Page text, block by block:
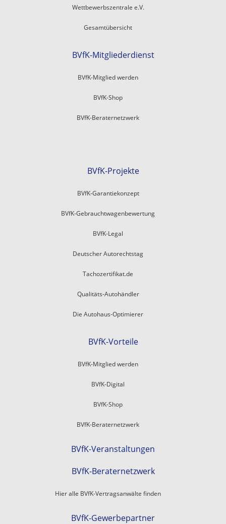
Wettbewerbszentrale e.V.
Gesamtübersicht
BVfK-Mitgliederdienst
BVfK-Mitglied werden
BVfK-Shop
BVfK-Beraternetzwerk
BVfK-Projekte
BVfK-Garantiekonzept
BVfK-Gebrauchtwagenbewertung
BVfK-Legal
Deutscher Autorechtstag
Tachozertifikat.de
Qualitäts-Autohändler
Die Autohaus-Optimierer
BVfK-Vorteile
BVfK-Mitglied werden
BVfK-Digital
BVfK-Shop
BVfK-Beraternetzwerk
BVfK-Veranstaltungen
BVfK-Beraternetzwerk
Hier alle BVfK-Vertragsanwälte finden
BVfK-Gewerbepartner